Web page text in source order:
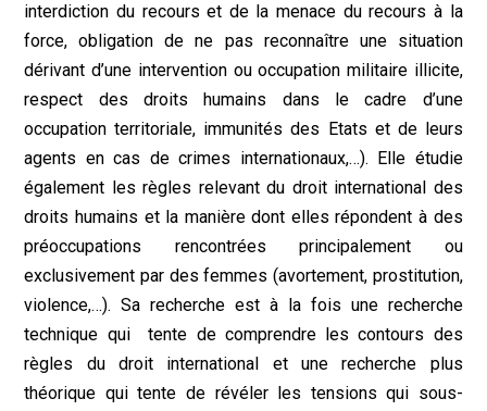
interdiction du recours et de la menace du recours à la
force, obligation de ne pas reconnaître une situation
dérivant d’une intervention ou occupation militaire illicite,
respect des droits humains dans le cadre d’une
occupation territoriale, immunités des Etats et de leurs
agents en cas de crimes internationaux,…). Elle étudie
également les règles relevant du droit international des
droits humains et la manière dont elles répondent à des
préoccupations rencontrées principalement ou
exclusivement par des femmes (avortement, prostitution,
violence,…). Sa recherche est à la fois une recherche
technique qui tente de comprendre les contours des
règles du droit international et une recherche plus
théorique qui tente de révéler les tensions qui sous-